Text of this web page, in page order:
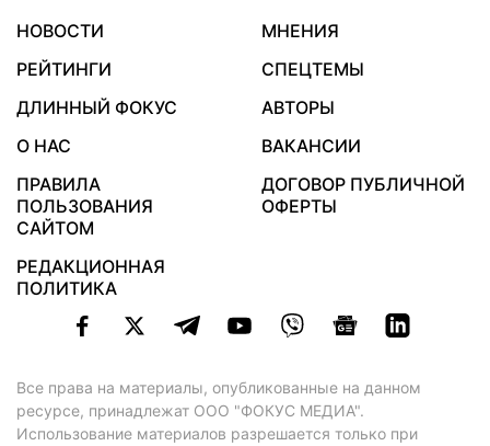
НОВОСТИ
МНЕНИЯ
РЕЙТИНГИ
СПЕЦТЕМЫ
ДЛИННЫЙ ФОКУС
АВТОРЫ
О НАС
ВАКАНСИИ
ПРАВИЛА
ПОЛЬЗОВАНИЯ
САЙТОМ
ДОГОВОР ПУБЛИЧНОЙ
ОФЕРТЫ
РЕДАКЦИОННАЯ
ПОЛИТИКА
Все права на материалы, опубликованные на данном
ресурсе, принадлежат ООО "ФОКУС МЕДИА".
Использование материалов разрешается только при